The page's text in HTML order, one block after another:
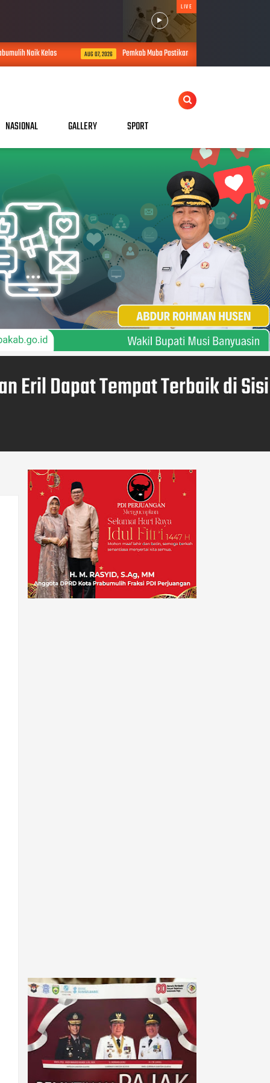
LIVE
Naik Kelas AUG 07, 2026 Pemkab Muba Pastikan Penanganan Longsor dan
NASIONAL GALLERY SPORT
Eril Dapat Tempat Terbaik di Sisi